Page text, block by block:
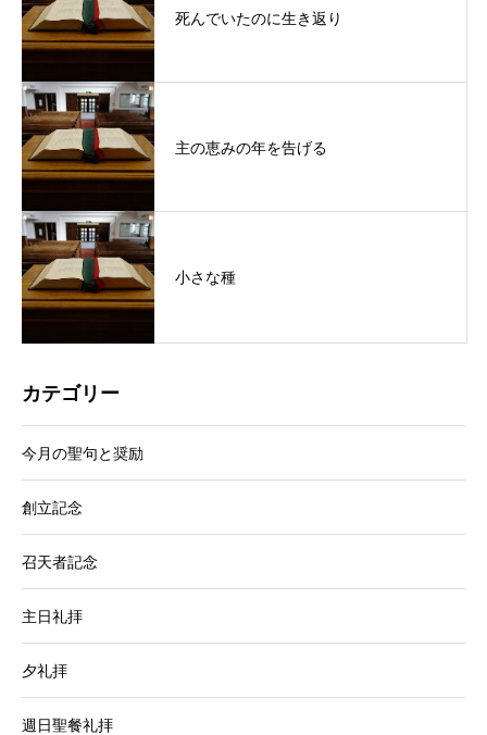
死んでいたのに生き返り
主の恵みの年を告げる
小さな種
カテゴリー
今月の聖句と奨励
創立記念
召天者記念
主日礼拝
夕礼拝
週日聖餐礼拝